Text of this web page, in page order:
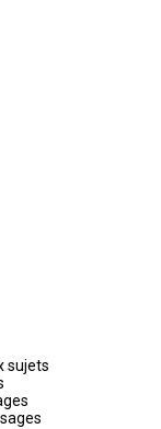
sujets